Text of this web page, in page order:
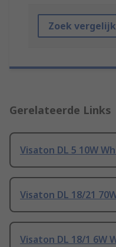
Zoek
Gerelateerde Links
Visaton DL 5 10W
Visaton DL 18/21
Visaton DL 18/1 6W